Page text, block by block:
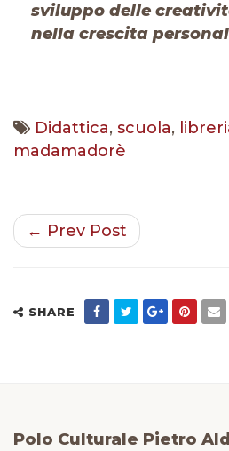
sviluppo delle
nella crescita
Didattica, scuola,
madamadorè
← Prev Post
SHARE
Polo Culturale Pietro